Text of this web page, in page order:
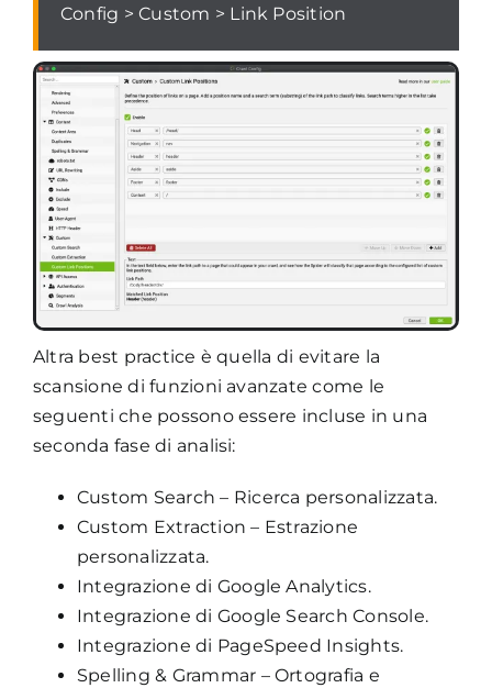
Config > Custom > Link Position
Altra best practice è quella di evitare la
scansione di funzioni avanzate come le
seguenti che possono essere incluse in una
seconda fase di analisi:
Custom Search – Ricerca personalizzata.
Custom Extraction – Estrazione
personalizzata.
Integrazione di Google Analytics.
Integrazione di Google Search Console.
Integrazione di PageSpeed Insights.
Spelling & Grammar – Ortografia e